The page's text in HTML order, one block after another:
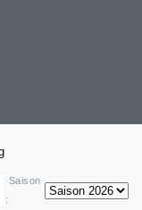
Saison
: